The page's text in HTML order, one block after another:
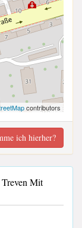
contributors
ich hierher?
Mit